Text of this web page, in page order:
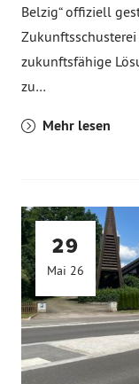
Belzig“ offiziell
zukunftsfähige
zu…
Mehr lesen
29
Mai 26